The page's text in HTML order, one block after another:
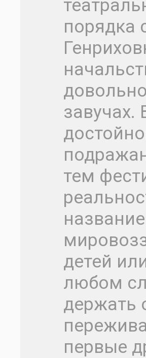
порядка
завучах.
тем
детей
любом
держать
первые